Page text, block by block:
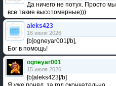
Да ничего не потух. Просто мы
все такие высотомерные)))
aleks423
16 июля 2026
[b]ogneyar001[/b],
Бог в помощь!
ogneyar001
15 июля 2026
[b]aleks423[/b]